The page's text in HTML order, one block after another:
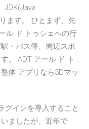
JDK(Java
ます。 ひとまず、先
ル ド トゥシェへの行
・バス停、周辺スポ
。 ADT アール ド ト
体 アプリなら3Dマッ
グインを導入すること
ましたが、近年で